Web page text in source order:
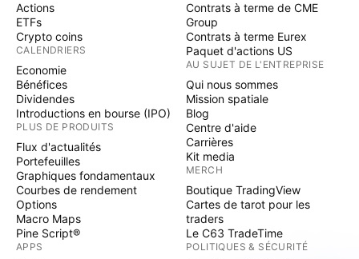
Actions
ETFs
Crypto coins
CALENDRIERS
Economie
Bénéfices
Dividendes
Introductions en bourse (IPO)
PLUS DE PRODUITS
Flux d'actualités
Portefeuilles
Graphiques fondamentaux
Courbes de rendement
Options
Macro Maps
Pine Script®
APPS
Contrats à terme de CME
Group
Contrats à terme Eurex
Paquet d'actions US
AU SUJET DE L'ENTREPRISE
Qui nous sommes
Mission spatiale
Blog
Centre d'aide
Carrières
Kit media
MERCH
Boutique TradingView
Cartes de tarot pour les
traders
Le C63 TradeTime
POLITIQUES & SÉCURITÉ